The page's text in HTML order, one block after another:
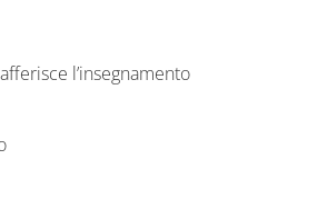
l’insegnamento